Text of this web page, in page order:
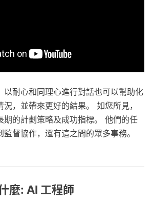
以耐心和同理心進行對話也可以幫助化
，並帶來更好的結果。 如您所見，
期的計劃策略及成功指標。 他們的任
督協作，還有這之間的眾多事務。
麼: AI 工程師